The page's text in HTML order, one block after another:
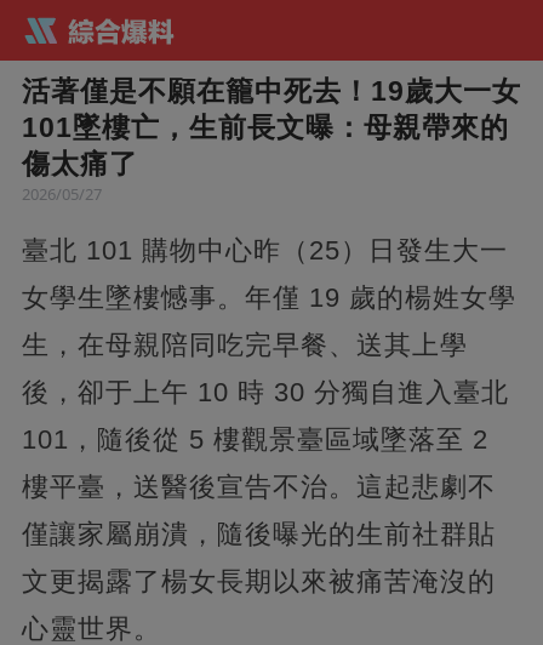
活著僅是不願在籠中死去！19歲大一女
101墜樓亡，生前長文曝：母親帶來的
傷太痛了
2026/05/27
臺北 101 購物中心昨（25）日發生大一
女學生墜樓憾事。年僅 19 歲的楊姓女學
生，在母親陪同吃完早餐、送其上學
後，卻于上午 10 時 30 分獨自進入臺北
101，隨後從 5 樓觀景臺區域墜落至 2
樓平臺，送醫後宣告不治。這起悲劇不
僅讓家屬崩潰，隨後曝光的生前社群貼
文更揭露了楊女長期以來被痛苦淹沒的
心靈世界。